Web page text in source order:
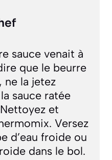
sauce venait à
que le beurre
ne la jetez
sauce ratée
et
Versez
d’eau froide ou
dans le bol.